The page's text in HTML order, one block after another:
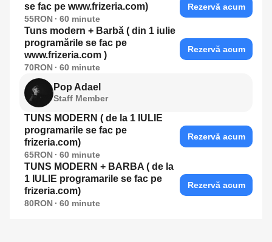
se fac pe www.frizeria.com)
55RON 60 minute
Rezervă acum
Tuns modern + Barbă ( din 1 iulie
programările se fac pe
www.frizeria.com )
70RON 60 minute
Rezervă acum
Pop Adael
Staff Member
TUNS MODERN ( de la 1 IULIE
programarile se fac pe
frizeria.com)
65RON 60 minute
Rezervă acum
TUNS MODERN + BARBA ( de la
1 IULIE programarile se fac pe
frizeria.com)
80RON 60 minute
Rezervă acum